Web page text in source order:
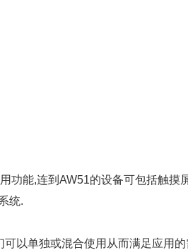
能,连到AW51的设备可包括触摸
统.
以单独或混合使用从而满足应用的